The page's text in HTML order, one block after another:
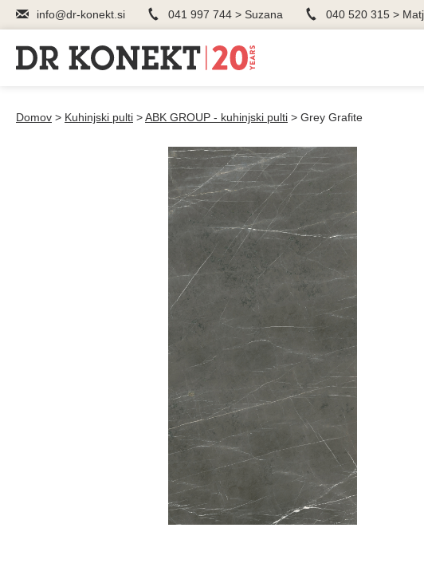
info@dr-konekt.si 041 997 744 > Suzana 040 520 315 >
Domov > Kuhinjski pulti >ABK GROUP - kuhinjski pulti > Grey Grafite